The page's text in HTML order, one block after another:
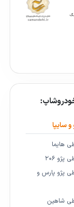
و سایپا
هایما
۲۰۶
پژو پارس و
شاهین